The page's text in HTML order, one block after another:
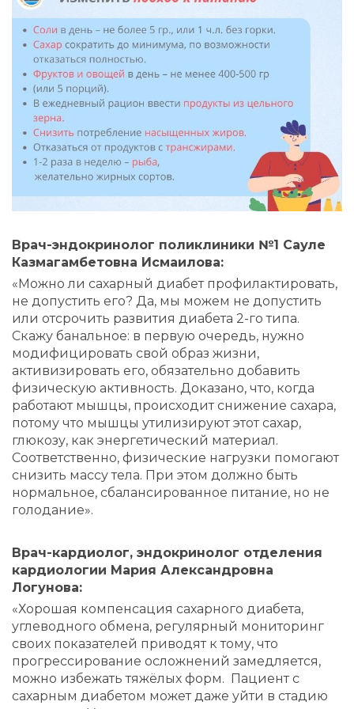
Врач-эндокринолог поликлиники №1 Сауле
Казмагамбетовна Исмаилова:
«Можно ли сахарный диабет профилактировать,
не допустить его? Да, мы можем не допустить
или отсрочить развития диабета 2-го типа.
Скажу банальное: в первую очередь, нужно
модифицировать свой образ жизни,
активизировать его, обязательно добавить
физическую активность. Доказано, что, когда
работают мышцы, происходит снижение сахара,
потому что мышцы утилизируют этот сахар,
глюкозу, как энергетический материал.
Соответственно, физические нагрузки помогают
снизить массу тела. При этом должно быть
нормальное, сбалансированное питание, но не
голодание».
Врач-кардиолог, эндокринолог отделения
кардиологии Мария Александровна
Логунова:
«Хорошая компенсация сахарного диабета,
углеводного обмена, регулярный мониторинг
своих показателей приводят к тому, что
прогрессирование осложнений замедляется,
можно избежать тяжёлых форм. Пациент с
сахарным диабетом может даже уйти в стадию